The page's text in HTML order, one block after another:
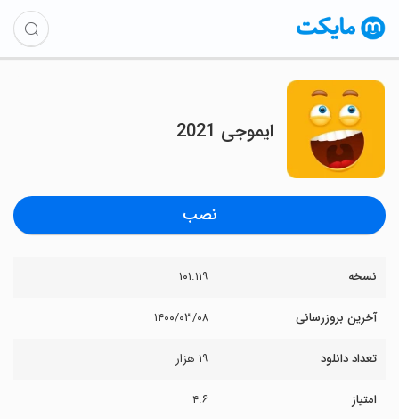
ایموجی 2021
نصب
نسخه ۱۰۱.۱۱۹
آخرین بروزرسانی ۱۴۰۰/۰۳/۰۸
تعداد دانلود ۱۹ هزار
امتیاز ۴.۶